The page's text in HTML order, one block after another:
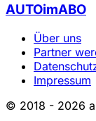
AUTOimABO
Über uns
Partner
Impressum
© 2018 - 2026